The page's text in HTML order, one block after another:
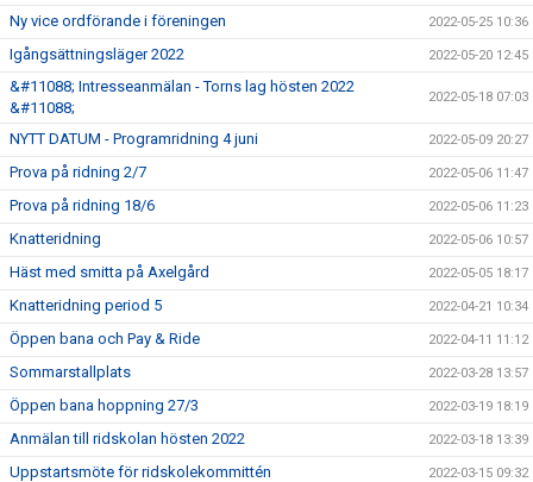
Ny vice ordförande i föreningen 2022-05-25 10:36
Igångsättningsläger 2022 2022-05-20 12:45
&#11088; Intresseanmälan - Torns lag hösten 2022
&#11088;
2022-05-18 07:03
NYTT DATUM - Programridning 4 juni 2022-05-09 20:27
Prova på ridning 2/7 2022-05-06 11:47
Prova på ridning 18/6 2022-05-06 11:23
Knatteridning 2022-05-06 10:57
Häst med smitta på Axelgård 2022-05-05 18:17
Knatteridning period 5 2022-04-21 10:34
Öppen bana och Pay & Ride 2022-04-11 11:12
Sommarstallplats 2022-03-28 13:57
Öppen bana hoppning 27/3 2022-03-19 18:19
Anmälan till ridskolan hösten 2022 2022-03-18 13:39
Uppstartsmöte för ridskolekommittén 2022-03-15 09:32